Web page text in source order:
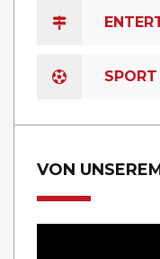
SPORT
VON